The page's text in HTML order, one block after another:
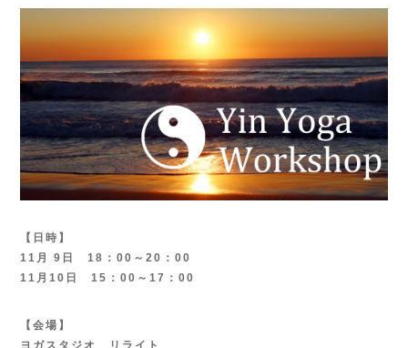
【日時】
11月 9日 18：00～20：00
11月10日 15：00～17：00
【会場】